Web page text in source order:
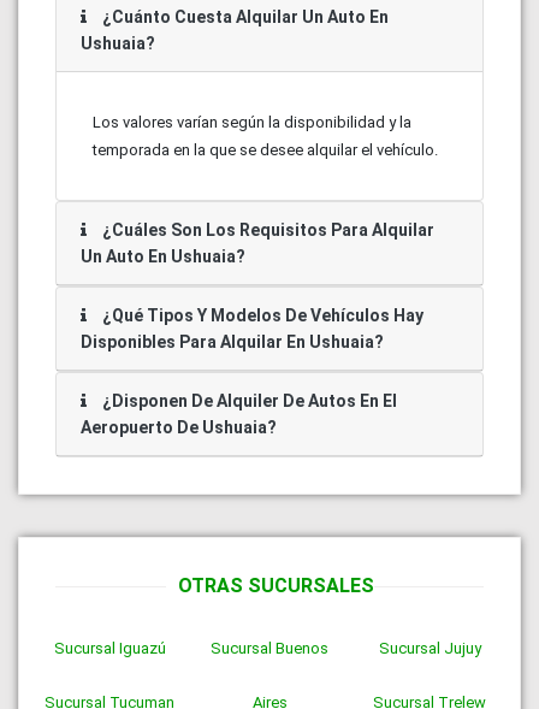
¿Cuánto Cuesta Alquilar Un Auto En
Ushuaia?
Los valores varían según la disponibilidad y la
temporada en la que se desee alquilar el vehículo.
¿Cuáles Son Los Requisitos Para Alquilar
Un Auto En Ushuaia?
¿Qué Tipos Y Modelos De Vehículos Hay
Disponibles Para Alquilar En Ushuaia?
¿Disponen De Alquiler De Autos En El
Aeropuerto De Ushuaia?
OTRAS SUCURSALES
Sucursal Iguazú
Sucursal Tucuman
Sucursal Buenos
Aires
Sucursal Jujuy
Sucursal Trelew